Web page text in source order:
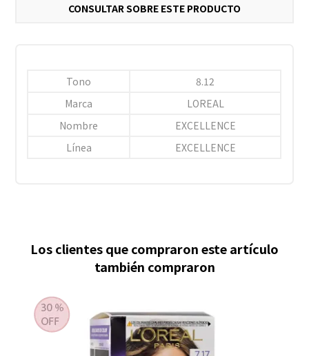
CONSULTAR SOBRE ESTE PRODUCTO
Tono
8.12
Marca
LOREAL
Nombre
EXCELLENCE
Línea
EXCELLENCE
Los clientes que compraron este artículo
también compraron